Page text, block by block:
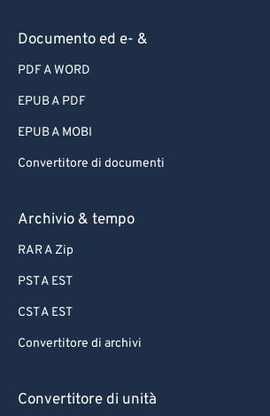
Documento ed e- &
PDF A WORD
EPUB A PDF
EPUB A MOBI
Convertitore di documenti
Archivio & tempo
RAR A Zip
PST A EST
CST A EST
Convertitore di archivi
Convertitore di unità